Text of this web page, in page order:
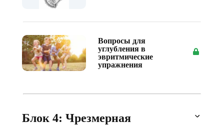
Вопросы для
углубления в
эвритмические
упражнения
Блок 4: Чрезмерная